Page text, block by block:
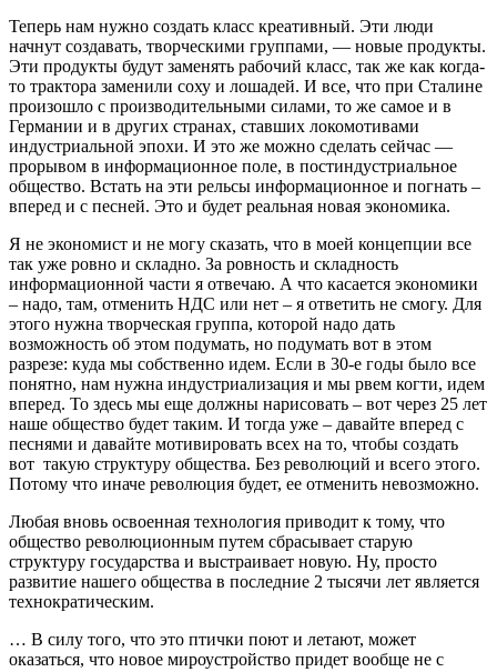
Теперь нам нужно создать класс креативный. Эти люди
начнут создавать, творческими группами, — новые продукты.
Эти продукты будут заменять рабочий класс, так же как когда-
то трактора заменили соху и лошадей. И все, что при Сталине
произошло с производительными силами, то же самое и в
Германии и в других странах, ставших локомотивами
индустриальной эпохи. И это же можно сделать сейчас —
прорывом в информационное поле, в постиндустриальное
общество. Встать на эти рельсы информационное и погнать –
вперед и с песней. Это и будет реальная новая экономика.
Я не экономист и не могу сказать, что в моей концепции все
так уже ровно и складно. За ровность и складность
информационной части я отвечаю. А что касается экономики
– надо, там, отменить НДС или нет – я ответить не смогу. Для
этого нужна творческая группа, которой надо дать
возможность об этом подумать, но подумать вот в этом
разрезе: куда мы собственно идем. Если в 30-е годы было все
понятно, нам нужна индустриализация и мы рвем когти, идем
вперед. То здесь мы еще должны нарисовать – вот через 25 лет
наше общество будет таким. И тогда уже – давайте вперед с
песнями и давайте мотивировать всех на то, чтобы создать
вот такую структуру общества. Без революций и всего этого.
Потому что иначе революция будет, ее отменить невозможно.
Любая вновь освоенная технология приводит к тому, что
общество революционным путем сбрасывает старую
структуру государства и выстраивает новую. Ну, просто
развитие нашего общества в последние 2 тысячи лет является
технократическим.
… В силу того, что это птички поют и летают, может
оказаться, что новое мироустройство придет вообще не с